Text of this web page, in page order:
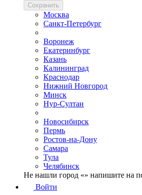
Сохранить
Москва
Санкт-Петербург
Воронеж
Екатеринбург
Казань
Калининград
Краснодар
Нижний Новгород
Минск
Нур-Султан
Новосибирск
Пермь
Ростов-на-Дону
Самара
Тула
Челябинск
Не нашли город «» напишите на
Войти